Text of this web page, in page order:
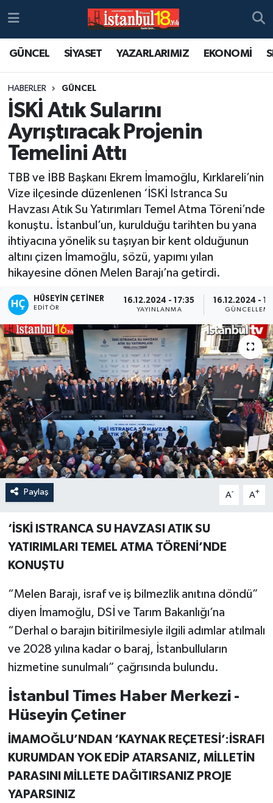
GÜNCEL SİYASET YAZARLARIMIZ EKONOMİ
HABERLER GÜNCEL
İSKİ Atık Sularını
Ayrıştıracak Projenin
Temelini Attı
TBB ve İBB Başkanı Ekrem İmamoğlu, Kırklareli’nin
Vize ilçesinde düzenlenen ‘İSKİ Istranca Su
Havzası Atık Su Yatırımları Temel Atma Töreni’nde
konuştu. İstanbul’un, kurulduğu tarihten bu yana
ihtiyacına yönelik su taşıyan bir kent olduğunun
altını çizen İmamoğlu, sözü, yapımı yılan
hikayesine dönen Melen Barajı’na getirdi.
HÜSEYIN ÇETINER
EDITÖR
16.12.2024 - 17:35
YAYINLANMA
16.12.2024 -
Paylaş A- A+
‘İSKİ ISTRANCA SU HAVZASI ATIK SU
YATIRIMLARI TEMEL ATMA TÖRENİ’NDE
KONUŞTU
“Melen Barajı, israf ve iş bilmezlik anıtına döndü”
diyen İmamoğlu, DSİ ve Tarım Bakanlığı’na
“Derhal o barajın bitirilmesiyle ilgili adımlar atılmalı
ve 2028 yılına kadar o baraj, İstanbulluların
hizmetine sunulmalı” çağrısında bulundu.
İstanbul Times Haber Merkezi -
Hüseyin Çetiner
İMAMOĞLU’NDAN ‘KAYNAK REÇETESİ’:İSRAFI
KURUMDAN YOK EDİP ATARSANIZ, MİLLETİN
PARASINI MİLLETE DAĞITIRSANIZ PROJE
YAPARSINIZ